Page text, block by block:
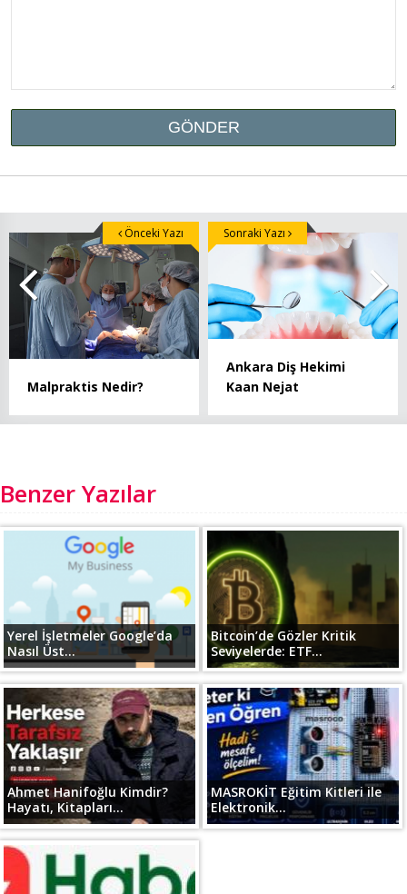
Malpraktis Nedir?
Önceki Yazı
Ankara Diş Hekimi
Kaan Nejat
Sonraki Yazı
Benzer Yazılar
Yerel İşletmeler Google’da
Nasıl Üst...
Bitcoin’de Gözler Kritik
Seviyelerde: ETF...
Ahmet Hanifoğlu Kimdir?
Hayatı, Kitapları...
MASROKİT Eğitim Kitleri ile
Elektronik...